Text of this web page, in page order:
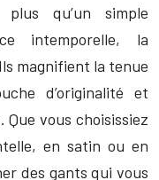
qu’un simple
intemporelle, la
magnifient la tenue
d’originalité et
vous choisissiez
en satin ou en
des gants qui vous